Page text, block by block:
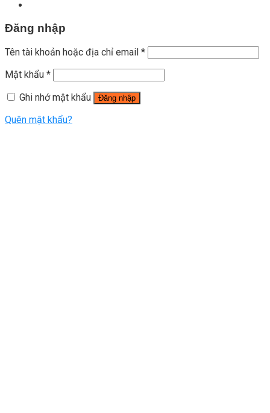
Đăng nhập
Tên tài khoản hoặc địa chỉ email *
Mật khẩu *
Ghi nhớ mật khẩu
Đăng nhập
Quên mật khẩu?